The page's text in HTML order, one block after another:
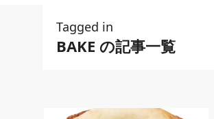
Tagged in
BAKE の記事一覧